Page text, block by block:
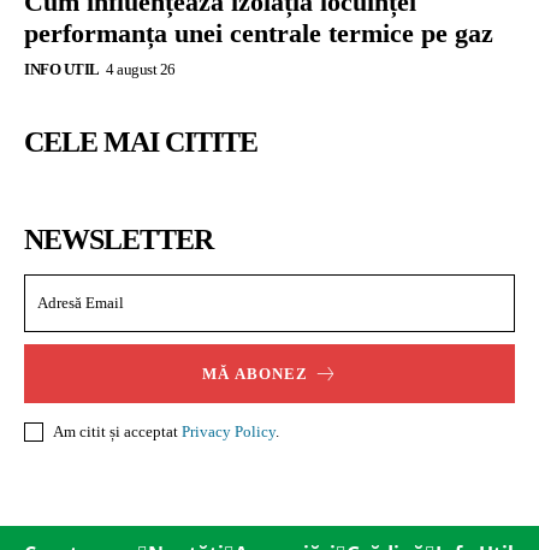
performanța unei centrale termice pe gaz
INFO UTIL 4 august 26
CELE MAI CITITE
NEWSLETTER
MĂ ABONEZ
Am citit și acceptat Privacy Policy.